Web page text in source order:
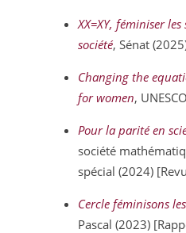
XX=XY, féminiser
société, Sénat
Changing the
for women,
Pour la parité en
société
spécial (2024)
Cercle féminisons
Pascal (2023)